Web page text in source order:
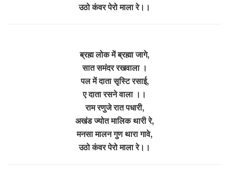
उठो कंवर पेरो माला रे।।
ब्रह्म लोक में ब्रह्मा जागे,
सात समंदर रखवाला ।
पल में दाता सृस्टि रसाई,
ए दाता रसने वाला ।।
राम रणुजे रात पधारी,
अखंड ज्योत मालिक थारी रे,
मनसा मालन गुण थारा गावे,
उठो कंवर पेरो माला रे।।